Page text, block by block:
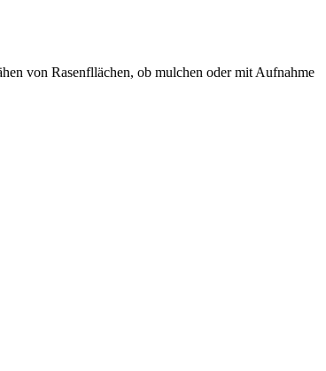
von Rasenfllächen, ob mulchen oder mit Aufnahme